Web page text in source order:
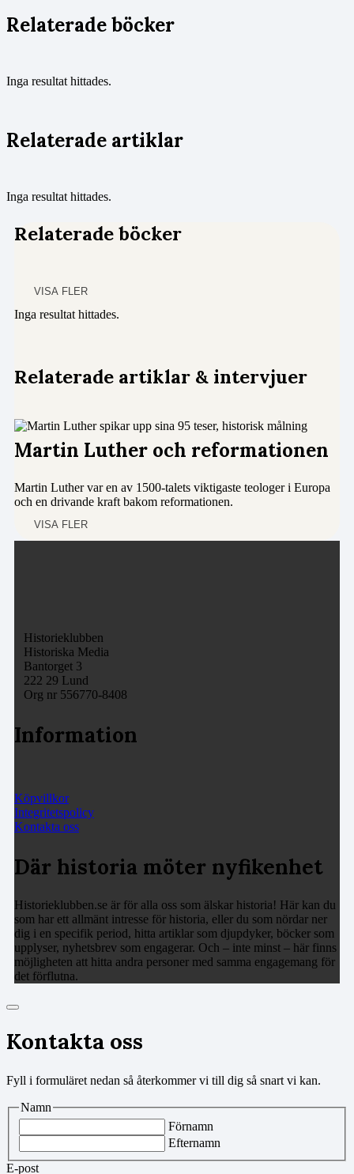
Relaterade böcker
Inga resultat hittades.
Relaterade artiklar
Inga resultat hittades.
Relaterade böcker
VISA FLER
Inga resultat hittades.
Relaterade artiklar & intervjuer
Martin Luther och reformationen
Martin Luther var en av 1500-talets viktigaste teologer i Europa
och en drivande kraft bakom reformationen.
VISA FLER
Historieklubben
Historiska Media
Bantorget 3
222 29 Lund
Org nr 556770-8408
Information
Köpvillkor
Integritetspolicy
Kontakta oss
Där historia möter nyfikenhet
Historieklubben.se är för alla oss som älskar historia! Här kan du
som har ett allmänt intresse för historia, eller du som nördar ner
dig i en specifik period, hitta artiklar som djupdyker, böcker som
upplyser, nyhetsbrev som engagerar. Och – inte minst – här finns
möjligheten att hitta andra personer med samma engagemang för
det förflutna.
Kontakta oss
Fyll i formuläret nedan så återkommer vi till dig så snart vi kan.
Namn
Förnamn
Efternamn
E-post